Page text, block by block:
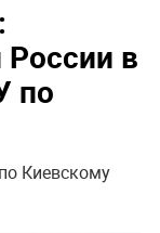
в
по
Киевскому